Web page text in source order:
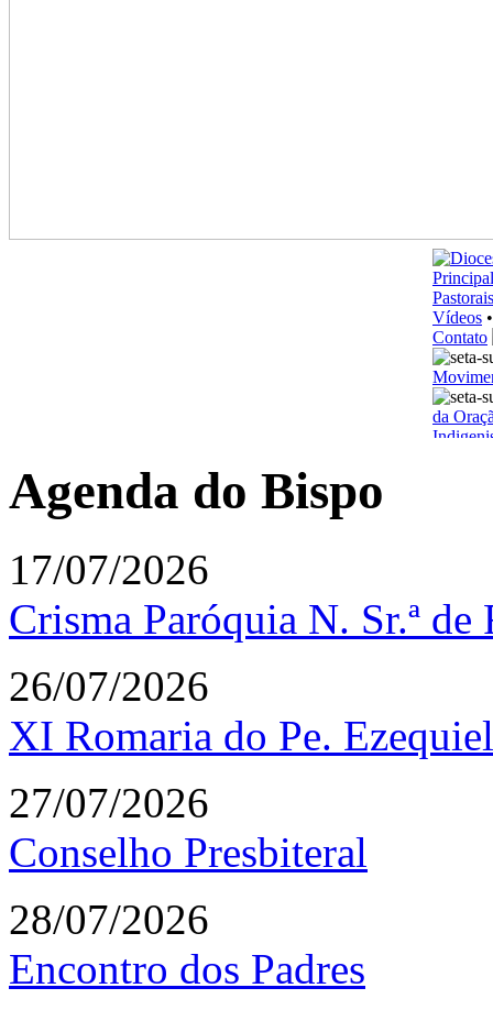
Agenda do Bispo
17/07/2026
Crisma Paróquia N. Sr.ª
26/07/2026
XI Romaria do Pe.
27/07/2026
Conselho Presbiteral
28/07/2026
Encontro dos Padres